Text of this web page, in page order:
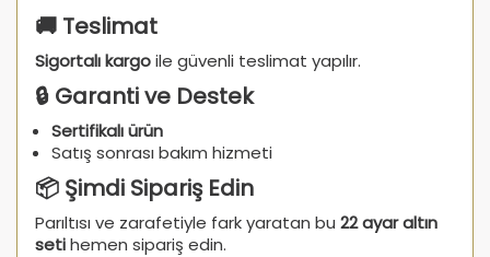
🚚 Teslimat
Sigortalı kargoile güvenli teslimat yapılır.
🔒 Garanti ve Destek
Sertifikalı ürün
Satış sonrası bakım hizmeti
📦 Şimdi Sipariş Edin
Parıltısı ve zarafetiyle fark yaratan bu 22 ayar altın
setihemen sipariş edin.